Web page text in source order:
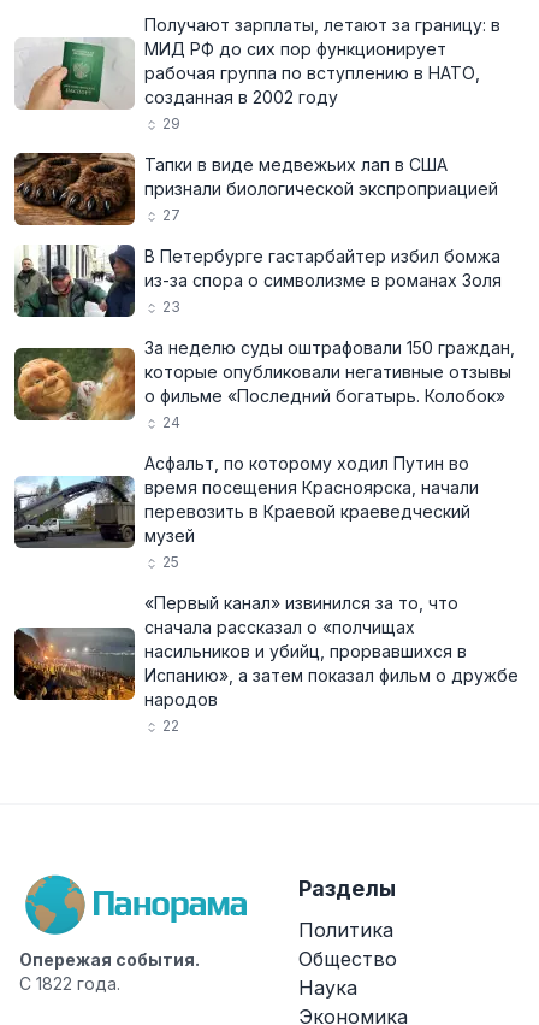
Получают зарплаты, летают за границу: в
МИД РФ до сих пор функционирует
рабочая группа по вступлению в НАТО,
созданная в 2002 году
29
Тапки в виде медвежьих лап в США
признали биологической экспроприацией
27
В Петербурге гастарбайтер избил бомжа
из-за спора о символизме в романах Золя
23
За неделю суды оштрафовали 150 граждан,
которые опубликовали негативные отзывы
о фильме «Последний богатырь. Колобок»
24
Асфальт, по которому ходил Путин во
время посещения Красноярска, начали
перевозить в Краевой краеведческий
музей
25
«Первый канал» извинился за то, что
сначала рассказал о «полчищах
насильников и убийц, прорвавшихся в
Испанию», а затем показал фильм о дружбе
народов
22
Опережая события.
С 1822 года.
Разделы
Политика
Общество
Наука
Экономика